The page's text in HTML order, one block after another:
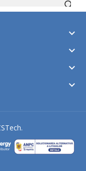
keyboard_arrow_down
keyboard_arrow_down
keyboard_arrow_down
keyboard_arrow_down
.